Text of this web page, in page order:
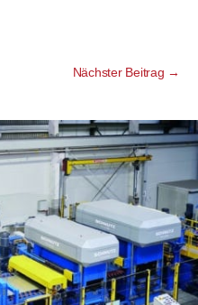
Nächster Beitrag →